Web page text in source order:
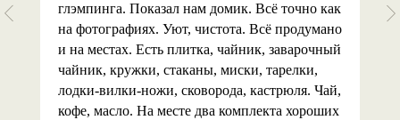
глэмпинга. Показал нам домик. Всё точно как
на фотографиях. Уют, чистота. Всё продумано
и на местах. Есть плитка, чайник, заварочный
чайник, кружки, стаканы, миски, тарелки,
лодки-вилки-ножи, сковорода, кастрюля. Чай,
кофе, масло. На месте два комплекта хороших